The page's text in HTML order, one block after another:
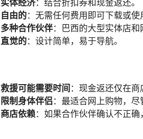
实体经济：结合折扣券和现金返还。
自由的：无需任何费用即可下载或使
多种合作伙伴：巴西的大型实体店和
直觉的：设计简单，易于导航。
救援可能需要时间 ：现金返还仅在商
限制身体伴侣 ：最适合网上购物，尽
商店依赖：如果合作伙伴确认不正